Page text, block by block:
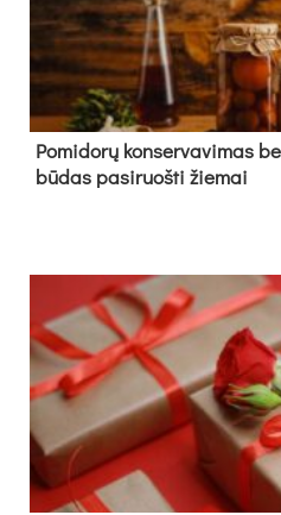
Pomidorų konservavimas
būdas pasiruošti žiemai